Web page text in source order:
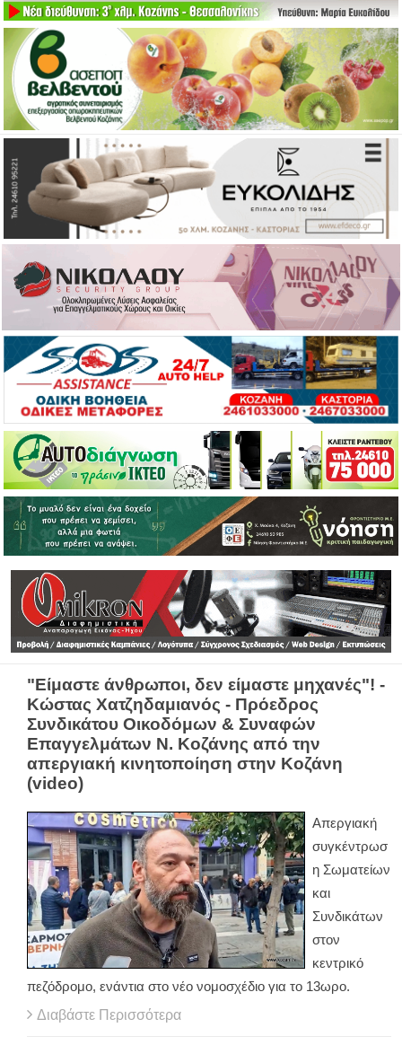
"Είμαστε άνθρωποι, δεν είμαστε μηχανές"! -
Κώστας Χατζηδαμιανός - Πρόεδρος
Συνδικάτου Οικοδόμων & Συναφών
Επαγγελμάτων Ν. Κοζάνης από την
απεργιακή κινητοποίηση στην Κοζάνη
(video)
Aπεργιακή
συγκέντρωσ
η Σωματείων
και
Συνδικάτων
στον
κεντρικό
πεζόδρομο, ενάντια στο νέο νομοσχέδιο για το 13ωρο.
Διαβάστε Περισσότερα